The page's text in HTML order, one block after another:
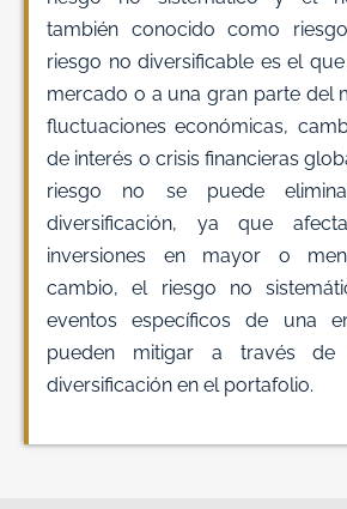
también conocido como
riesgo no diversificable es el
mercado o a una gran parte del
fluctuaciones económicas,
de interés o crisis financieras
riesgo no se puede
diversificación, ya que
inversiones en mayor o
cambio, el riesgo no
eventos específicos de una
pueden mitigar a través de
diversificación en el portafolio.